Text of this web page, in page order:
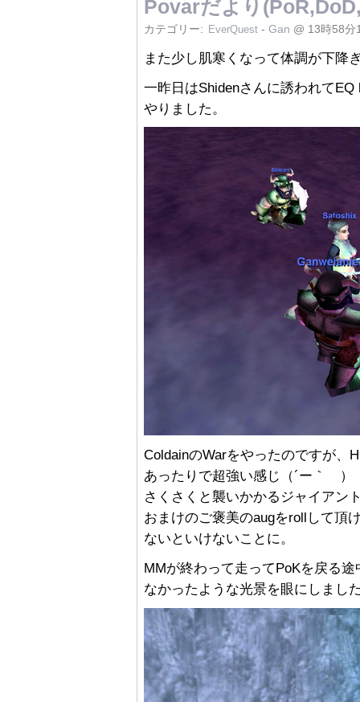
Povarだより
カテゴリー: EverQuest - Gan @ 13時58分
また少し肌寒くなって体調が下降
一昨日はShidenさんに誘われて
やりました。
ColdainのWarをやったのですが、
あったりで超強い感じ（´ー｀ ）
さくさくと襲いかかるジャイアン
おまけのご褒美のaugをrollして頂
ないといけないことに。
MMが終わって走ってPoKを戻る
なかったような光景を眼にしまし